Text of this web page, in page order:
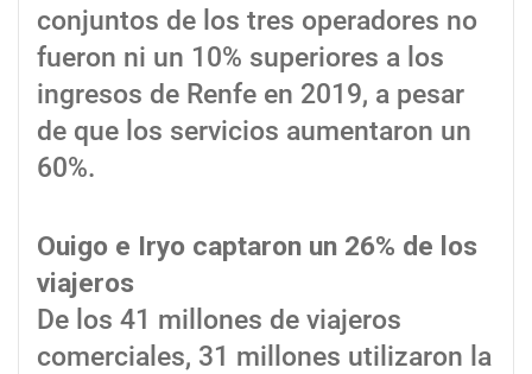
conjuntos de los tres operadores no
fueron ni un 10% superiores a los
ingresos de Renfe en 2019, a pesar
de que los servicios aumentaron un
60%.
Ouigo e Iryo captaron un 26% de los
viajeros
De los 41 millones de viajeros
comerciales, 31 millones utilizaron la